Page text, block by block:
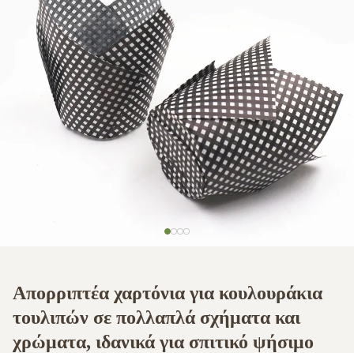
Απορριπτέα χαρτόνια για κουλουράκια
τουλιπών σε πολλαπλά σχήματα και
χρώματα, ιδανικά για σπιτικό ψήσιμο